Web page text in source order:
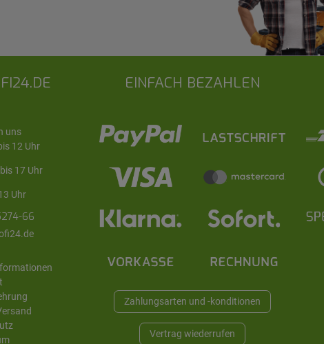
EINFACH BEZAHLEN
Zahlungsarten und -konditionen
Vertrag wiederrufen
uns
12 Uhr
17 Uhr
Uhr
66